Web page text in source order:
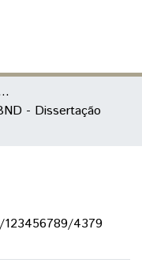
de Dissertações e Teses
- Dissertação
4379